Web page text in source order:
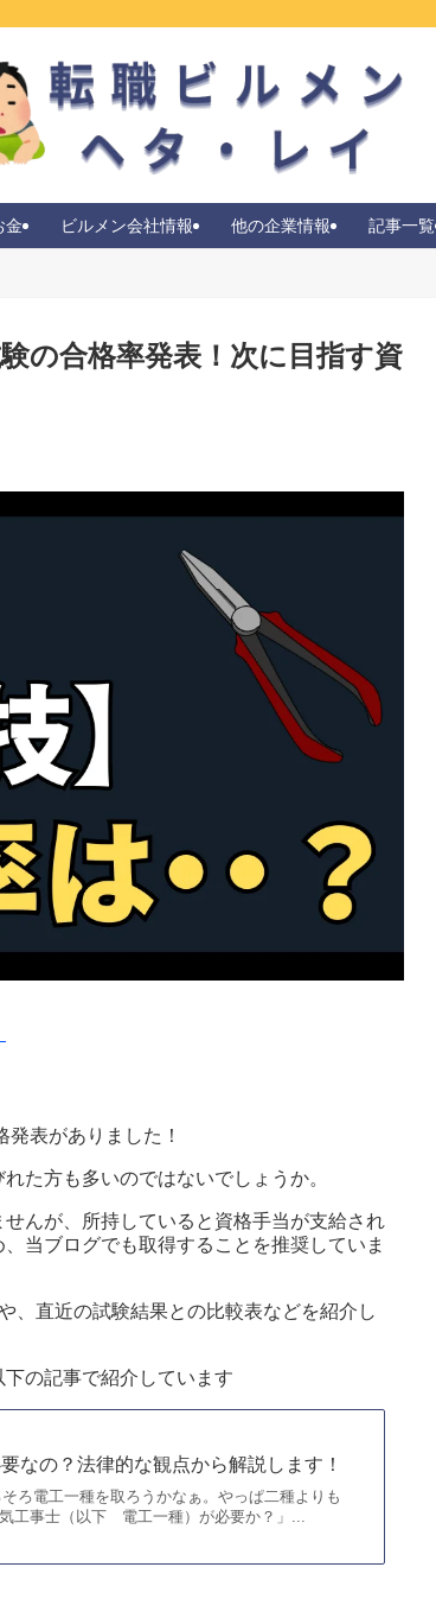
金 ビルメン会社情報 他の企業情報 記事一覧
の合格率発表！次に目指す資
発表がありました！
た方も多いのではないでしょうか。
んが、所持していると資格手当が支給され
当ブログでも取得することを推奨していま
、直近の試験結果との比較表などを紹介し
の記事で紹介しています
なの？法律的な観点から解説します！
ろ電工一種を取ろうかなぁ。やっぱ二種よりも
工事士（以下 電工一種）が必要か？」...